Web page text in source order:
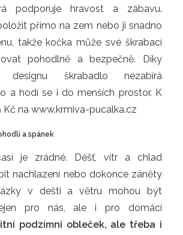
podporuje hravost a zábavu.
přímo na zem nebo ji snadno
takže kočka může své škrabací
pohodlně a bezpečně. Díky
designu škrabadlo nezabírá
a hodí se i do menších prostor. K
na www.krmiva-pucalka.cz
a spánek
je zrádné. Déšť, vítr a chlad
nachlazení nebo dokonce záněty
v dešti a větru mohou být
pro nás, ale i pro domácí
podzimní obleček, ale třeba i